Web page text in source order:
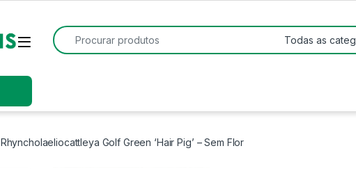
Open
Procurar:
Rhyncholaeliocattleya Golf Green ‘Hair Pig’ – Sem Flor